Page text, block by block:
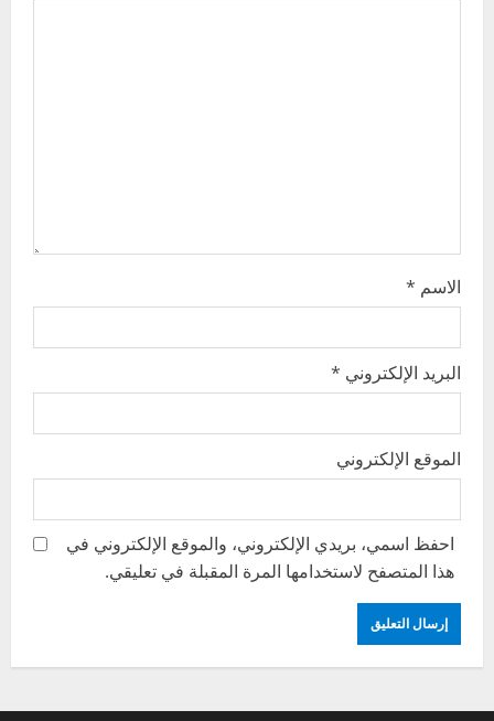
الاسم *
البريد الإلكتروني *
الموقع الإلكتروني
احفظ اسمي، بريدي الإلكتروني، والموقع الإلكتروني في
هذا المتصفح لاستخدامها المرة المقبلة في تعليقي.